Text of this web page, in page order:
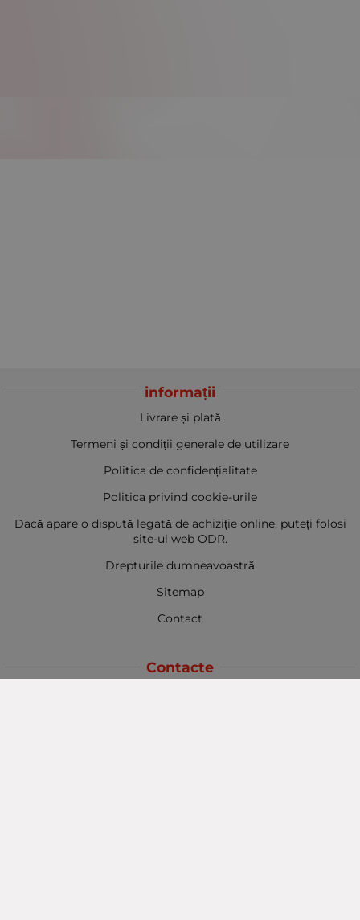
informații
Livrare și plată
Termeni și condiții generale de utilizare
Politica de confidențialitate
Politica privind cookie-urile
Dacă apare o dispută legată de achiziție online, puteți folosi
site-ul web ODR.
Drepturile dumneavoastră
Sitemap
Contact
Contacte